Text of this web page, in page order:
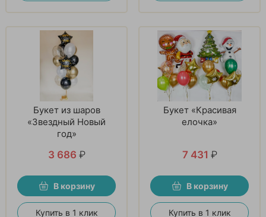
Букет из шаров
«Звездный Новый
год»
3 686 ₽
В корзину
Купить в 1 клик
Букет «Красивая
елочка»
7 431 ₽
В корзину
Купить в 1 клик